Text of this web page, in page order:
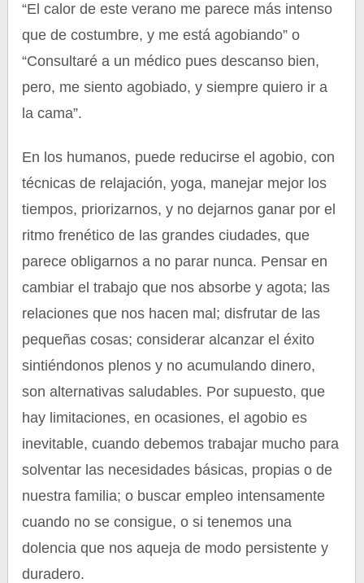
“El calor de este verano me parece más intenso
que de costumbre, y me está agobiando” o
“Consultaré a un médico pues descanso bien,
pero, me siento agobiado, y siempre quiero ir a
la cama”.
En los humanos, puede reducirse el agobio, con
técnicas de relajación, yoga, manejar mejor los
tiempos, priorizarnos, y no dejarnos ganar por el
ritmo frenético de las grandes ciudades, que
parece obligarnos a no parar nunca. Pensar en
cambiar el trabajo que nos absorbe y agota; las
relaciones que nos hacen mal; disfrutar de las
pequeñas cosas; considerar alcanzar el éxito
sintiéndonos plenos y no acumulando dinero,
son alternativas saludables. Por supuesto, que
hay limitaciones, en ocasiones, el agobio es
inevitable, cuando debemos trabajar mucho para
solventar las necesidades básicas, propias o de
nuestra familia; o buscar empleo intensamente
cuando no se consigue, o si tenemos una
dolencia que nos aqueja de modo persistente y
duradero.